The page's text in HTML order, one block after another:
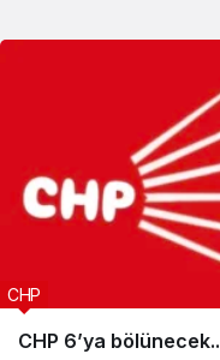
CHP 6’ya bölünecek..
CHP